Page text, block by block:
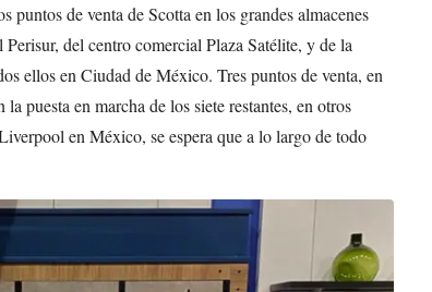
puntos de venta de Scotta en los grandes almacenes
del centro comercial Plaza Satélite, y de la
ellos en Ciudad de México. Tres puntos de venta, en
puesta en marcha de los siete restantes, en otros
en México, se espera que a lo largo de todo